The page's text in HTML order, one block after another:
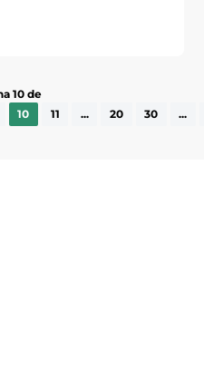
10 de
10 11 ... 20 30 ...